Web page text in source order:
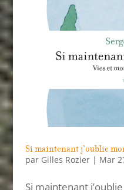
Si maintenant j’oublie
par Gilles Rozier| Mar
Si maintenant